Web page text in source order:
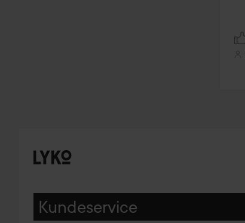
Kundeservice